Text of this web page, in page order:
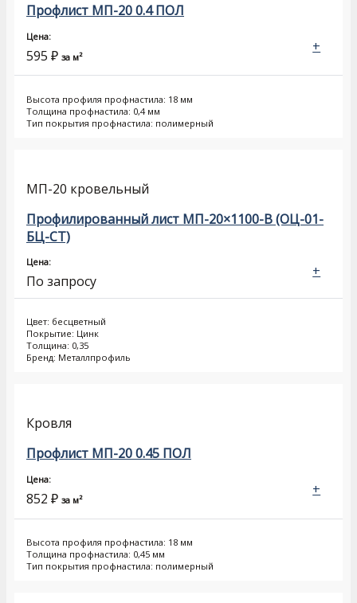
Профлист МП-20 0.4 ПОЛ
Цена:
595 ₽ за м²
Высота профиля профнастила: 18 мм
Толщина профнастила: 0,4 мм
Тип покрытия профнастила: полимерный
+
МП-20 кровельный
Профилированный лист МП-20×1100-B (ОЦ-01-
БЦ-СТ)
Цена:
По запросу
Цвет: бесцветный
Покрытие: Цинк
Толщина: 0,35
Бренд: Металлпрофиль
+
Кровля
Профлист МП-20 0.45 ПОЛ
Цена:
852 ₽ за м²
Высота профиля профнастила: 18 мм
Толщина профнастила: 0,45 мм
Тип покрытия профнастила: полимерный
+